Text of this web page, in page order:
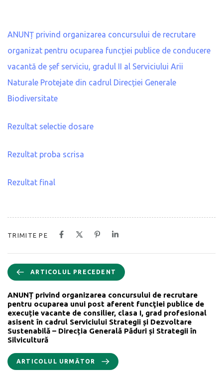
ANUNȚ privind organizarea concursului de recrutare
organizat pentru ocuparea funcției publice de conducere
vacantă de șef serviciu, gradul II al Serviciului Arii
Naturale Protejate din cadrul Direcției Generale
Biodiversitate
Rezultat selectie dosare
Rezultat proba scrisa
Rezultat final
TRIMITE PE
ARTICOLUL PRECEDENT
ANUNȚ privind organizarea concursului de recrutare
pentru ocuparea unui post aferent funcţiei publice de
execuție vacante de consilier, clasa I, grad profesional
asisent în cadrul Serviciului Strategii și Dezvoltare
Sustenabilă – Direcția Generală Păduri și Strategii în
Silvicultură
ARTICOLUL URMĂTOR